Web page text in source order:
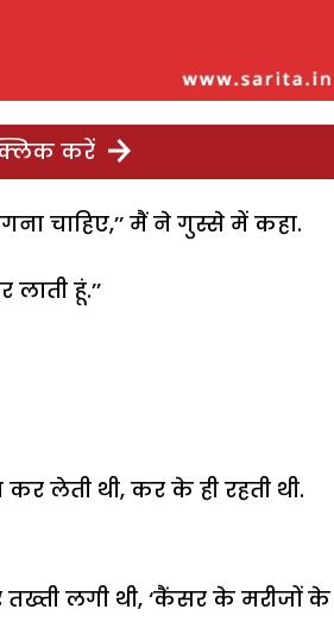
करें
चाहिए,’’ मैं ने गुस्से में कहा.
हूं.’’
लेती थी, कर के ही रहती थी.
लगी थी, ‘कैंसर के मरीजों के